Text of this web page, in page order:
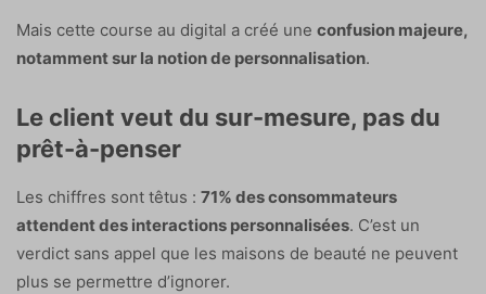
Mais cette course au digital a créé une confusion majeure,
notamment sur la notion de personnalisation.
Le client veut du sur-mesure, pas du
prêt-à-penser
Les chiffres sont têtus : 71% des consommateurs
attendent des interactions personnalisées. C’est un
verdict sans appel que les maisons de beauté ne peuvent
plus se permettre d’ignorer.